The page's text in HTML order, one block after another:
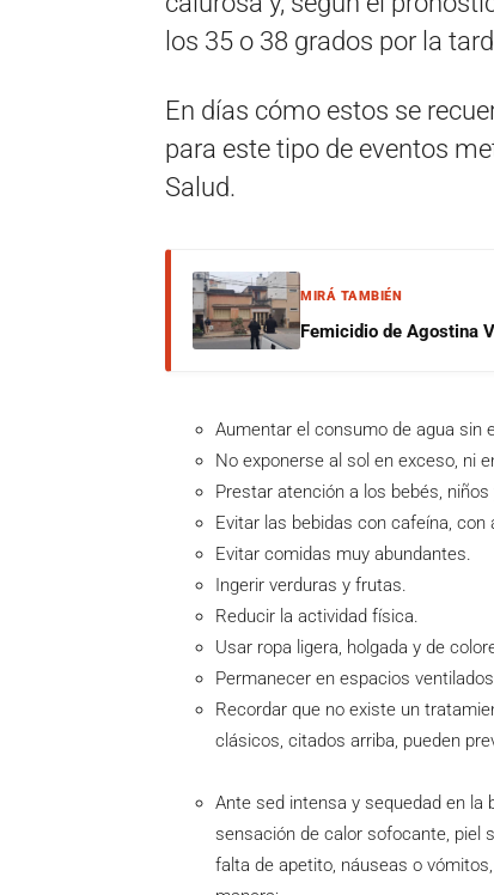
los 35 o 38 grados por la
En días cómo estos se
para este tipo de eventos
Salud.
MIRÁ TAMBIÉN
Femicidio de Agostina
Aumentar el consumo de agua sin
No exponerse al sol en exceso, ni
Prestar atención a los bebés,
Evitar las bebidas con cafeína, con
Evitar comidas muy abundantes.
Ingerir verduras y frutas.
Reducir la actividad física.
Usar ropa ligera, holgada y de
Permanecer en espacios
Recordar que no existe un
clásicos, citados arriba, pueden
Ante sed intensa y sequedad en la
sensación de calor sofocante, piel
falta de apetito, náuseas o